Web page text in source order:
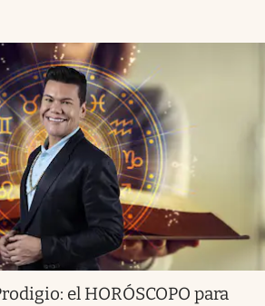
el HORÓSCOPO para